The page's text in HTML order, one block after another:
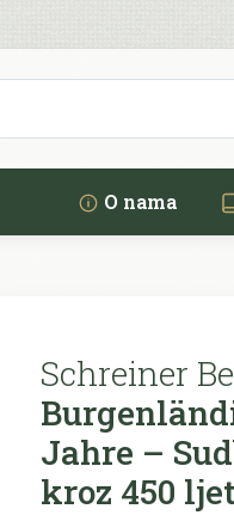
O nama
Schreiner
Jahre –
kroz 450